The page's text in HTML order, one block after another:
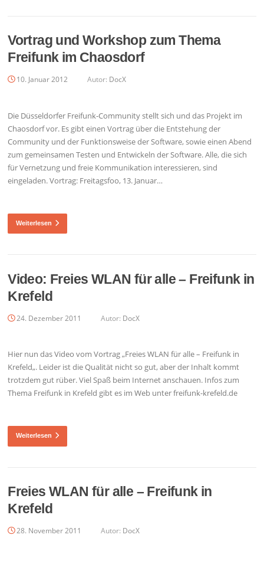
Vortrag und Workshop zum Thema
Freifunk im Chaosdorf
10. Januar 2012 Autor: DocX
Die Düsseldorfer Freifunk-Community stellt sich und das Projekt im
Chaosdorf vor. Es gibt einen Vortrag über die Entstehung der
Community und der Funktionsweise der Software, sowie einen Abend
zum gemeinsamen Testen und Entwickeln der Software. Alle, die sich
für Vernetzung und freie Kommunikation interessieren, sind
eingeladen. Vortrag: Freitagsfoo, 13. Januar…
Weiterlesen
Video: Freies WLAN für alle – Freifunk in
Krefeld
24. Dezember 2011 Autor: DocX
Hier nun das Video vom Vortrag „Freies WLAN für alle – Freifunk in
Krefeld„. Leider ist die Qualität nicht so gut, aber der Inhalt kommt
trotzdem gut rüber. Viel Spaß beim Internet anschauen. Infos zum
Thema Freifunk in Krefeld gibt es im Web unter freifunk-krefeld.de
Weiterlesen
Freies WLAN für alle – Freifunk in
Krefeld
28. November 2011 Autor: DocX